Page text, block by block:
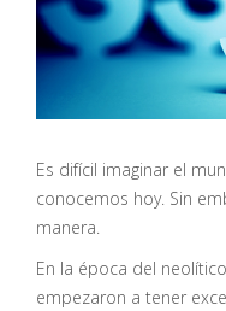
Es difícil imaginar el
conocemos hoy. Sin
manera.
En la época del
empezaron a tener